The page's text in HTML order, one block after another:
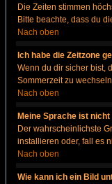
Die Zeiten stimmen
Bitte beachte, dass du
Nach oben
Ich habe die Zeitzone
Wenn du dir sicher bist,
Sommerzeit zu
Nach oben
Meine Sprache ist
Der wahrscheinlichste
installieren oder, fall es
Nach oben
Wie kann ich ein Bild